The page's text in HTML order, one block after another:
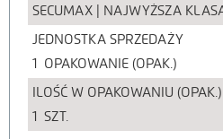
SECUMAX | NAJWYŻSZA
JEDNOSTKA SPRZEDAŻY
1 OPAKOWANIE (OPAK.)
ILOŚĆ W OPAKOWANIU (OPAK.)
1 SZT.